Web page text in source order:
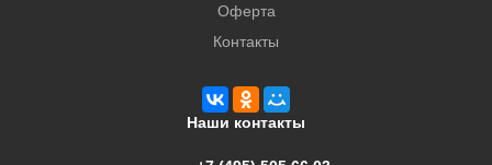
Оферта
Контакты
Наши контакты